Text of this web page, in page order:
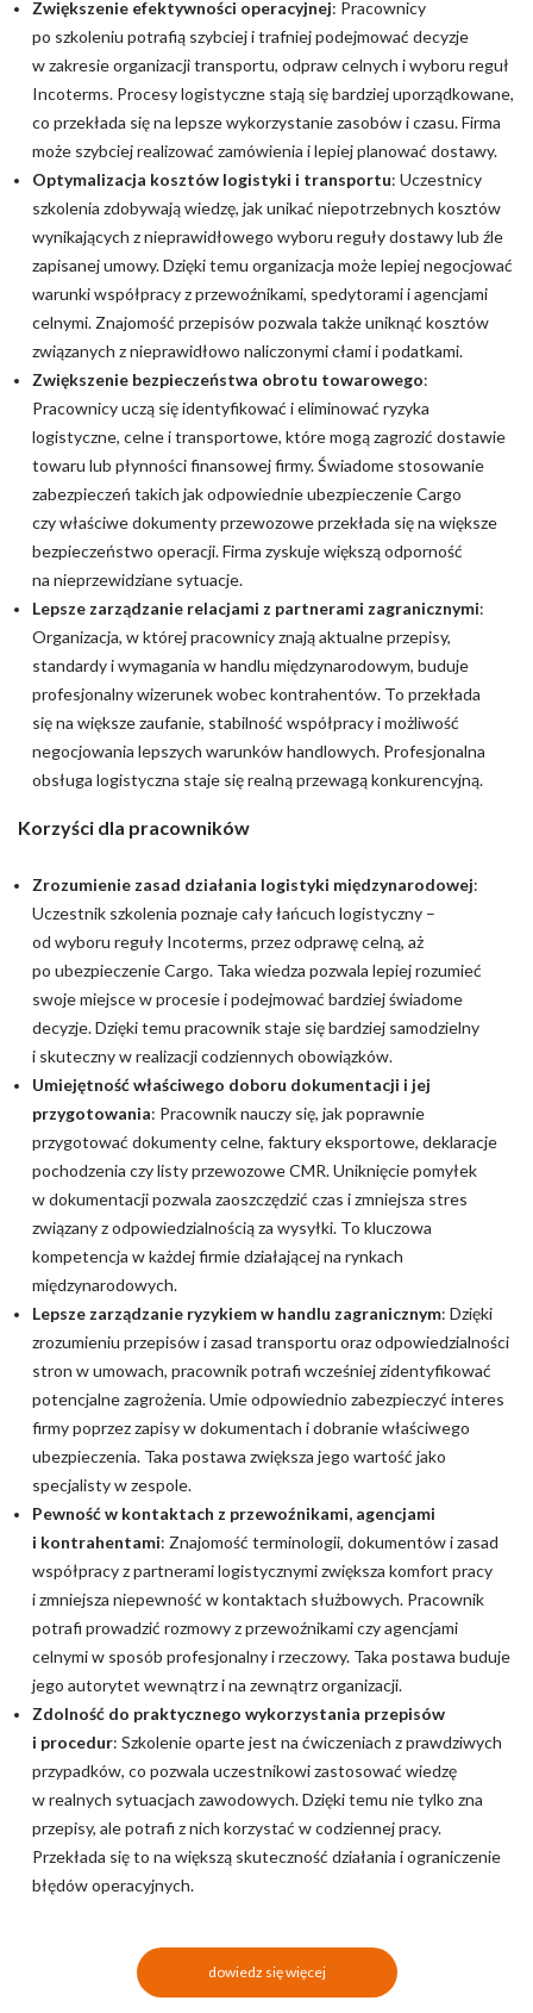
Zwiększenie efektywności operacyjnej: Pracownicy
po szkoleniu potrafią szybciej i trafniej podejmować decyzje
w zakresie organizacji transportu, odpraw celnych i wyboru reguł
Incoterms. Procesy logistyczne stają się bardziej uporządkowane,
co przekłada się na lepsze wykorzystanie zasobów i czasu. Firma
może szybciej realizować zamówienia i lepiej planować dostawy.
Optymalizacja kosztów logistyki i transportu: Uczestnicy
szkolenia zdobywają wiedzę, jak unikać niepotrzebnych kosztów
wynikających z nieprawidłowego wyboru reguły dostawy lub źle
zapisanej umowy. Dzięki temu organizacja może lepiej negocjować
warunki współpracy z przewoźnikami, spedytorami i agencjami
celnymi. Znajomość przepisów pozwala także uniknąć kosztów
związanych z nieprawidłowo naliczonymi cłami i podatkami.
Zwiększenie bezpieczeństwa obrotu towarowego:
Pracownicy uczą się identyfikować i eliminować ryzyka
logistyczne, celne i transportowe, które mogą zagrozić dostawie
towaru lub płynności finansowej firmy. Świadome stosowanie
zabezpieczeń takich jak odpowiednie ubezpieczenie Cargo
czy właściwe dokumenty przewozowe przekłada się na większe
bezpieczeństwo operacji. Firma zyskuje większą odporność
na nieprzewidziane sytuacje.
Lepsze zarządzanie relacjami z partnerami zagranicznymi:
Organizacja, w której pracownicy znają aktualne przepisy,
standardy i wymagania w handlu międzynarodowym, buduje
profesjonalny wizerunek wobec kontrahentów. To przekłada
się na większe zaufanie, stabilność współpracy i możliwość
negocjowania lepszych warunków handlowych. Profesjonalna
obsługa logistyczna staje się realną przewagą konkurencyjną.
Korzyści dla pracowników
Zrozumienie zasad działania logistyki międzynarodowej:
Uczestnik szkolenia poznaje cały łańcuch logistyczny –
od wyboru reguły Incoterms, przez odprawę celną, aż
po ubezpieczenie Cargo. Taka wiedza pozwala lepiej rozumieć
swoje miejsce w procesie i podejmować bardziej świadome
decyzje. Dzięki temu pracownik staje się bardziej samodzielny
i skuteczny w realizacji codziennych obowiązków.
Umiejętność właściwego doboru dokumentacji i jej
przygotowania: Pracownik nauczy się, jak poprawnie
przygotować dokumenty celne, faktury eksportowe, deklaracje
pochodzenia czy listy przewozowe CMR. Uniknięcie pomyłek
w dokumentacji pozwala zaoszczędzić czas i zmniejsza stres
związany z odpowiedzialnością za wysyłki. To kluczowa
kompetencja w każdej firmie działającej na rynkach
międzynarodowych.
Lepsze zarządzanie ryzykiem w handlu zagranicznym: Dzięki
zrozumieniu przepisów i zasad transportu oraz odpowiedzialności
stron w umowach, pracownik potrafi wcześniej zidentyfikować
potencjalne zagrożenia. Umie odpowiednio zabezpieczyć interes
firmy poprzez zapisy w dokumentach i dobranie właściwego
ubezpieczenia. Taka postawa zwiększa jego wartość jako
specjalisty w zespole.
Pewność w kontaktach z przewoźnikami, agencjami
i kontrahentami: Znajomość terminologii, dokumentów i zasad
współpracy z partnerami logistycznymi zwiększa komfort pracy
i zmniejsza niepewność w kontaktach służbowych. Pracownik
potrafi prowadzić rozmowy z przewoźnikami czy agencjami
celnymi w sposób profesjonalny i rzeczowy. Taka postawa buduje
jego autorytet wewnątrz i na zewnątrz organizacji.
Zdolność do praktycznego wykorzystania przepisów
i procedur: Szkolenie oparte jest na ćwiczeniach z prawdziwych
przypadków, co pozwala uczestnikowi zastosować wiedzę
w realnych sytuacjach zawodowych. Dzięki temu nie tylko zna
przepisy, ale potrafi z nich korzystać w codziennej pracy.
Przekłada się to na większą skuteczność działania i ograniczenie
błędów operacyjnych.
dowiedz się więcej